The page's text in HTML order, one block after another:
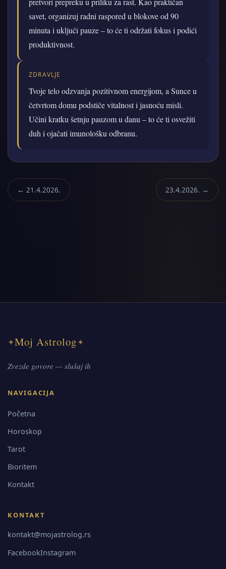
savet, organizuj radni raspored u blokove od 90
minuta i uključi pauze – to će ti održati fokus i podići
produktivnost.
ZDRAVLJE
Tvoje telo odzvanja pozitivnom energijom, a Sunce u
četvrtom domu podstiče vitalnost i jasnoću misli.
Učini kratku šetnju pauzom u danu – to će ti osvežiti
duh i ojačati imunološku odbranu.
← 21.4.2026. 23.4.2026. →
✦Moj Astrolog✦
Zvezde govore — slušaj ih
NAVIGACIJA
Početna
Horoskop
Tarot
Bioritem
Kontakt
KONTAKT
kontakt@mojastrolog.rs
FacebookInstagram